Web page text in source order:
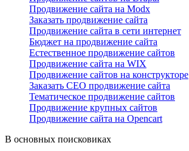
Продвижение сайта на Modx
Заказать продвижение сайта
Продвижение сайта в сети интернет
Бюджет на продвижение сайта
Естественное продвижение сайтов
Продвижение сайта на WIX
Продвижение сайтов на конструкторе
Заказать СЕО продвижение сайта
Тематическое продвижение сайтов
Продвижение крупных сайтов
Продвижение сайта на Opencart
В основных поисковиках